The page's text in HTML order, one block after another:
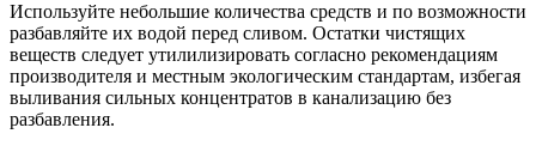
Используйте небольшие количества средств и по возможности
разбавляйте их водой перед сливом. Остатки чистящих
веществ следует утилилизировать согласно рекомендациям
производителя и местным экологическим стандартам, избегая
выливания сильных концентратов в канализацию без
разбавления.